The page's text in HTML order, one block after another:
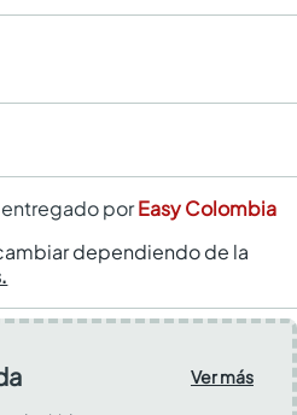
porEasy Colombia
dependiendo de la
Ver más